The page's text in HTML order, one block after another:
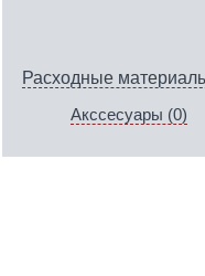
Расходные
Акссесуары (0)